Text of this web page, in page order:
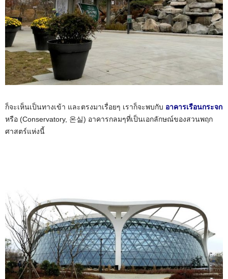
ก็จะเห็นเป็นทางเข้า และตรงมาเรื่อยๆ เราก็จะพบกับ อาคารเรือนกระจก
หรือ (Conservatory, 온실) อาคารกลมๆที่เป็นเอกลักษณ์ของสวนพฤก
ศาสตร์แห่งนี้